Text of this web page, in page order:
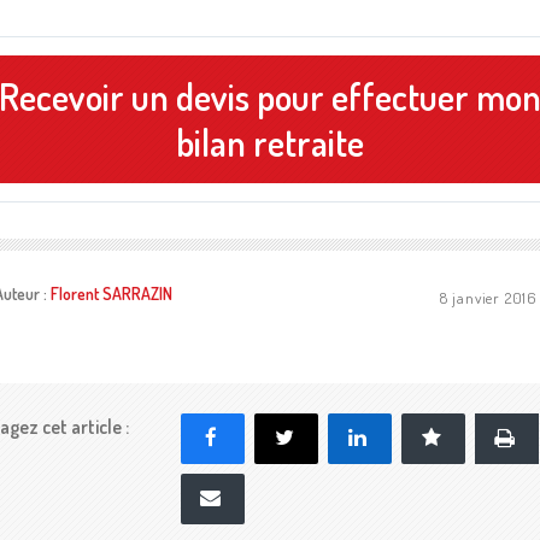
un devis pour effectuer mon
bilan retraite
:Florent SARRAZIN 8 janvier 2016
cet article : Facebook LinkedIn Marque-